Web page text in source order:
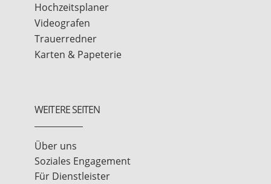
Hochzeitsplaner
Videografen
Trauerredner
Karten & Papeterie
WEITERE SEITEN
Über uns
Soziales Engagement
Für Dienstleister